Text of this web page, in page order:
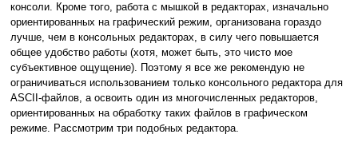
консоли. Кроме того, работа с мышкой в редакторах, изначально
ориентированных на графический режим, организована гораздо
лучше, чем в консольных редакторах, в силу чего повышается
общее удобство работы (хотя, может быть, это чисто мое
субъективное ощущение). Поэтому я все же рекомендую не
ограничиваться использованием только консольного редактора для
ASCII-файлов, а освоить один из многочисленных редакторов,
ориентированных на обработку таких файлов в графическом
режиме. Рассмотрим три подобных редактора.